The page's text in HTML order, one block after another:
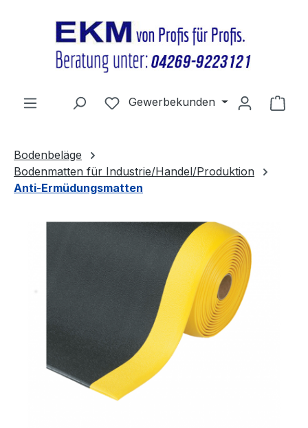
Du hast 0 Produkte auf dem
Gewerbekunden
Bodenbeläge
Bodenmatten für Industrie/Handel/Produktion
Anti-Ermüdungsmatten